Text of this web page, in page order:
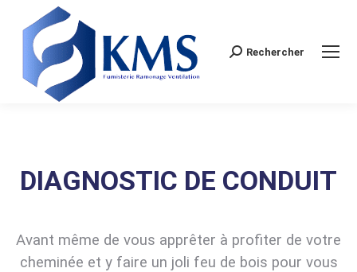
Search:
Rechercher
DIAGNOSTIC DE CONDUIT
Avant même de vous apprêter à profiter de votre
cheminée et y faire un joli feu de bois pour vous